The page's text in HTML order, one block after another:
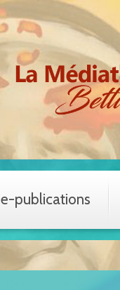
e-publications